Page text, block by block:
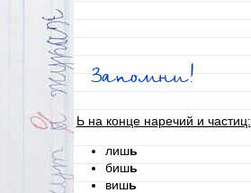
Запомни!
Ь на конце наречий и частиц:
лишь
бишь
вишь